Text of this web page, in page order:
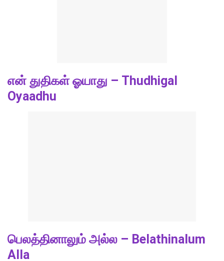
என் துதிகள் ஓயாது – Thudhigal
Oyaadhu
பெலத்தினாலும் அல்ல – Belathinalum
Alla